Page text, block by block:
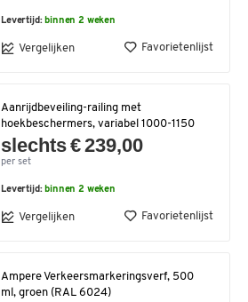
Levertijd:binnen 2 weken
Vergelijken Favorietenlijst
Aanrijdbeveiling-railing met
hoekbeschermers, variabel 1000-1150
slechts € 239,00
per set
Levertijd:binnen 2 weken
Vergelijken Favorietenlijst
Ampere Verkeersmarkeringsverf, 500
ml, groen (RAL 6024)